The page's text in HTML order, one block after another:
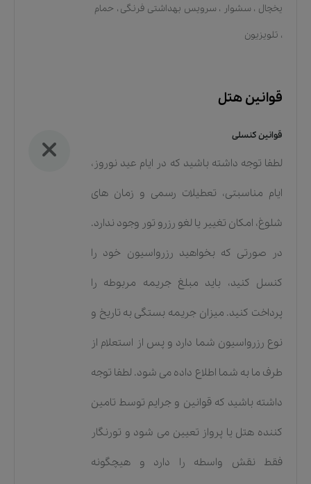
یخچال ، سشوار ، سرویس بهداشتی فرنگی ، حمام
، تلویزیون
قوانین هتل
قوانین کنسلی
لطفا توجه داشته باشید که در ایام عید نوروز،
ایام مناسبتی، تعطیلات رسمی و زمان های
شلوغ، امکان تغییر یا لغو رزرو تور وجود ندارد.
در صورتی که بخواهید رزرواسیون خود را
کنسل کنید، باید مبلغ جریمه مربوطه را
پرداخت کنید. میزان جریمه بستگی به تاریخ و
نوع رزرواسیون شما دارد و پس از استعلام از
طرف ما به شما اطلاع داده می شود. لطفا توجه
داشته باشید که قوانین و جرایم توسط تامین
کننده هتل یا پرواز تعیین می شود و تورنگار
فقط نقش واسطه را دارد و هیچگونه